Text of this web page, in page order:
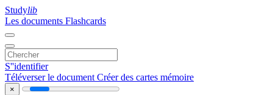
Studylib
Les documents Flashcards
S''identifier
Téléverser le document Créer des cartes mémoire
×